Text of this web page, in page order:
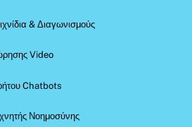
& Διαγωνισμούς
Video
Chatbots
Νοημοσύνης